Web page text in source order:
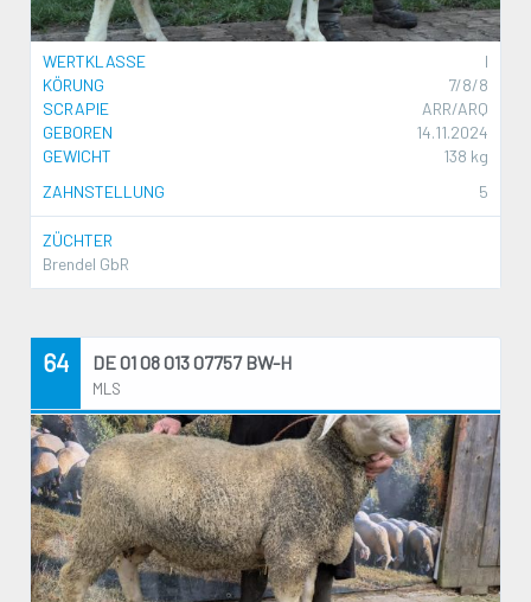
WERTKLASSE
I
KÖRUNG
7/8/8
SCRAPIE
ARR/ARQ
GEBOREN
14.11.2024
GEWICHT
138 kg
ZAHNSTELLUNG
5
ZÜCHTER
Brendel GbR
64 DE 01 08 013 07757 BW-H
MLS